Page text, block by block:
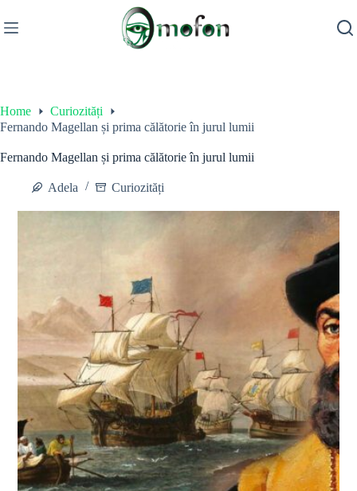
to
content
Home
Curiozități
Fernando Magellan și prima călătorie în jurul lumii
Fernando Magellan și prima călătorie în jurul lumii
Adela Curiozități